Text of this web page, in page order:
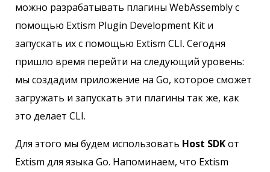
можно разрабатывать плагины WebAssembly с
помощью Extism Plugin Development Kit и
запускать их с помощью Extism CLI. Сегодня
пришло время перейти на следующий уровень:
мы создадим приложение на Go, которое сможет
загружать и запускать эти плагины так же, как
это делает CLI.
Для этого мы будем использовать Host SDKот
Extism для языка Go. Напоминаем, что Extism